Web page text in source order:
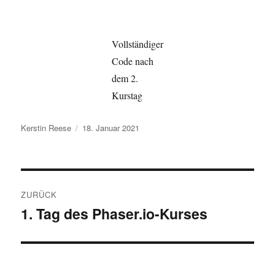
Vollständiger
Code nach
dem 2.
Kurstag
Autor
Kerstin Reese
Veröffentlicht
18. Januar 2021
ZURÜCK
Vorheriger
1. Tag des Phaser.io-Kurses